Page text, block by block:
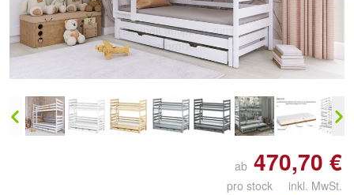
Doppelt antippen zum
vergrößern
ab 470,70 €
pro stock inkl. MwSt.